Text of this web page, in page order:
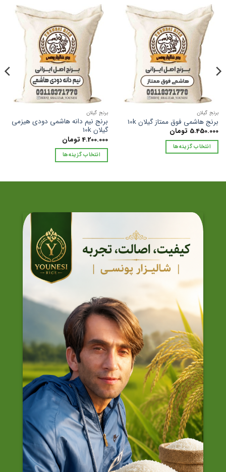
برنج گیلان
برنج هاشمی فوق ممتاز گیلان 10k
5.450.000 تومان
انتخاب گزینه‌ها
دارای
صفحه
محصول
انتخاب
برنج گیلان
برنج نیم دانه هاشمی دودی هیزمی
گیلان 10k
4.200.000 تومان
انتخاب گزینه‌ها
گزینه
ها
ممکن
است
صفحه
محصول
انتخاب
شوند